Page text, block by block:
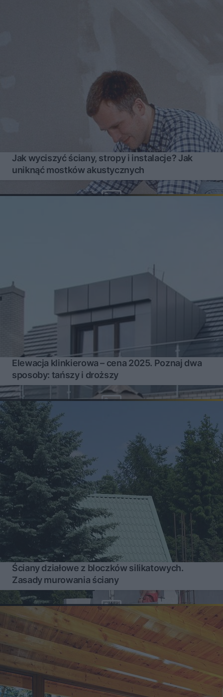
Jak wyciszyć ściany, stropy i instalacje? Jak
uniknąć mostków akustycznych
Elewacja klinkierowa – cena 2025. Poznaj dwa
sposoby: tańszy i droższy
Ściany działowe z bloczków silikatowych.
Zasady murowania ściany